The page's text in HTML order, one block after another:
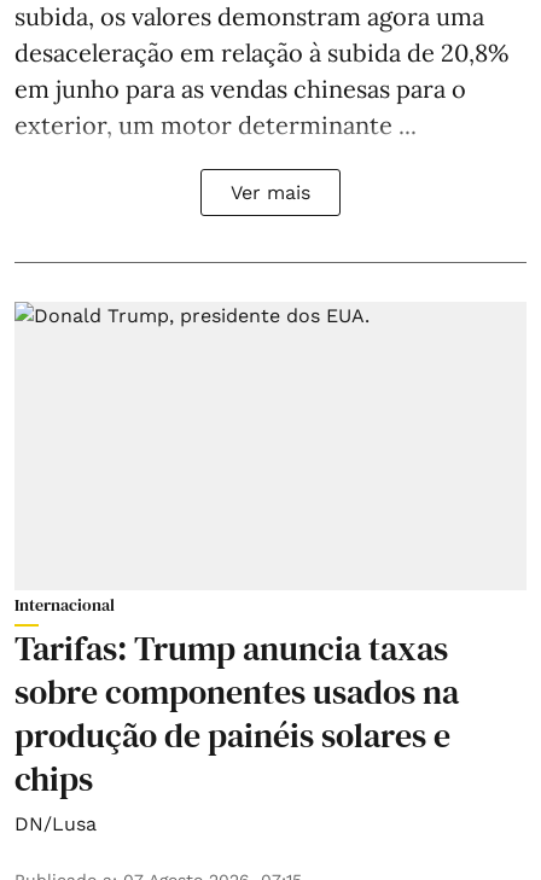
subida, os valores demonstram agora uma
desaceleração em relação à subida de 20,8%
em junho para as vendas chinesas para o
exterior, um motor determinante ...
Ver mais
Internacional
Tarifas: Trump anuncia taxas
sobre componentes usados na
produção de painéis solares e
chips
DN/Lusa